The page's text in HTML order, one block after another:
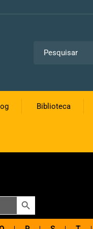
Biblioteca
SEARCH BUTTON